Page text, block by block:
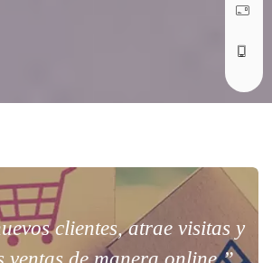
clientes, atrae visitas y